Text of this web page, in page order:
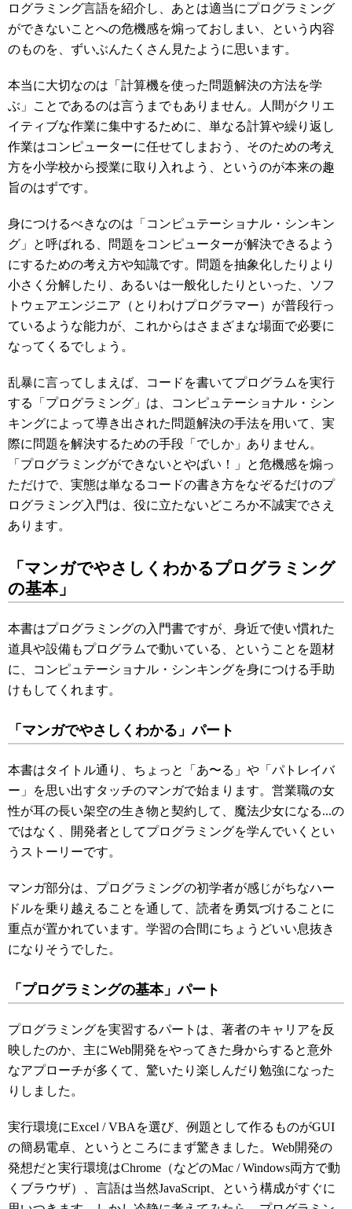
ログラミング言語を紹介し、あとは適当にプログラミング
ができないことへの危機感を煽っておしまい、という内容
のものを、ずいぶんたくさん見たように思います。
本当に大切なのは「計算機を使った問題解決の方法を学
ぶ」ことであるのは言うまでもありません。人間がクリエ
イティブな作業に集中するために、単なる計算や繰り返し
作業はコンピューターに任せてしまおう、そのための考え
方を小学校から授業に取り入れよう、というのが本来の趣
旨のはずです。
身につけるべきなのは「コンピュテーショナル・シンキン
グ」と呼ばれる、問題をコンピューターが解決できるよう
にするための考え方や知識です。問題を抽象化したりより
小さく分解したり、あるいは一般化したりといった、ソフ
トウェアエンジニア（とりわけプログラマー）が普段行っ
ているような能力が、これからはさまざまな場面で必要に
なってくるでしょう。
乱暴に言ってしまえば、コードを書いてプログラムを実行
する「プログラミング」は、コンピュテーショナル・シン
キングによって導き出された問題解決の手法を用いて、実
際に問題を解決するための手段「でしか」ありません。
「プログラミングができないとやばい！」と危機感を煽っ
ただけで、実態は単なるコードの書き方をなぞるだけのプ
ログラミング入門は、役に立たないどころか不誠実でさえ
あります。
「マンガでやさしくわかるプログラミング
の基本」
本書はプログラミングの入門書ですが、身近で使い慣れた
道具や設備もプログラムで動いている、ということを題材
に、コンピュテーショナル・シンキングを身につける手助
けもしてくれます。
「マンガでやさしくわかる」パート
本書はタイトル通り、ちょっと「あ〜る」や「パトレイバ
ー」を思い出すタッチのマンガで始まります。営業職の女
性が耳の長い架空の生き物と契約して、魔法少女になる...の
ではなく、開発者としてプログラミングを学んでいくとい
うストーリーです。
マンガ部分は、プログラミングの初学者が感じがちなハー
ドルを乗り越えることを通して、読者を勇気づけることに
重点が置かれています。学習の合間にちょうどいい息抜き
になりそうでした。
「プログラミングの基本」パート
プログラミングを実習するパートは、著者のキャリアを反
映したのか、主にWeb開発をやってきた身からすると意外
なアプローチが多くて、驚いたり楽しんだり勉強になった
りしました。
実行環境にExcel / VBAを選び、例題として作るものがGUI
の簡易電卓、というところにまず驚きました。Web開発の
発想だと実行環境はChrome（などのMac / Windows両方で動
くブラウザ）、言語は当然JavaScript、という構成がすぐに